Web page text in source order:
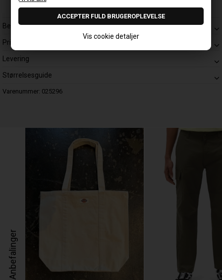
Vis cookie detaljer
Beskrivelse
Prisgaranti
Levering
Størrelsesguide
Varenummer: 025296
Anbefalinger